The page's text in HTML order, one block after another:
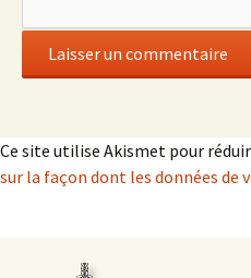
Ce site utilise Akismet pour
sur la façon dont les données